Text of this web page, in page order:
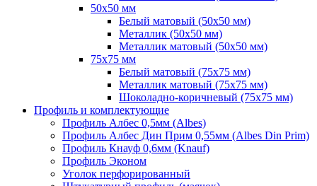
50х50 мм
Белый матовый (50х50 мм)
Металлик (50х50 мм)
Металлик матовый (50х50 мм)
75х75 мм
Белый матовый (75х75 мм)
Металлик матовый (75х75 мм)
Шоколадно-коричневый (75х75 мм)
Профиль и комплектующие
Профиль Албес 0,5мм (Albes)
Профиль Албес Дин Прим 0,55мм (Albes Din Prim)
Профиль Кнауф 0,6мм (Knauf)
Профиль Эконом
Уголок перфорированный